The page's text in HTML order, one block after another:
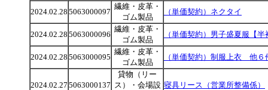
2024.02.28 5063000097
繊維・皮革・
ゴム製品
（単価契約）ネクタイ
2024.02.28 5063000096
繊維・皮革・
ゴム製品
（単価契約）男子盛夏服【
2024.02.28 5063000095
繊維・皮革・
ゴム製品
（単価契約）制服上衣 他６
2024.02.27 5063000137
貸物（リー
ス）・会場設 寝具リース（営業所整備係）